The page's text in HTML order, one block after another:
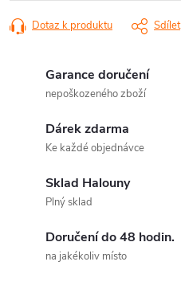
Dotaz k produktu Sdílet
Garance doručení
nepoškozeného zboží
Dárek zdarma
Ke každé objednávce
Sklad Halouny
Plný sklad
Doručení do 48 hodin.
na jakékoliv místo